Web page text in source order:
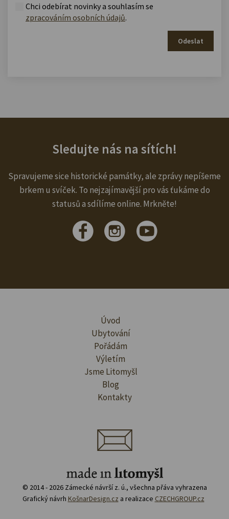
Chci odebírat novinky a souhlasím se
zpracováním osobních údajů.
Odeslat
Sledujte nás na sítích!
Spravujeme sice historické památky, ale zprávy nepíšeme
brkem u svíček. To nejzajímavější pro vás ťukáme do
statusů a sdílíme online. Mrkněte!
Úvod
Ubytování
Pořádám
Výletím
Jsme Litomyšl
Blog
Kontakty
© 2014 - 2026 Zámecké návrší z. ú., všechna přáva vyhrazena
Grafický návrh KošnarDesign.cz a realizace CZECHGROUP.cz